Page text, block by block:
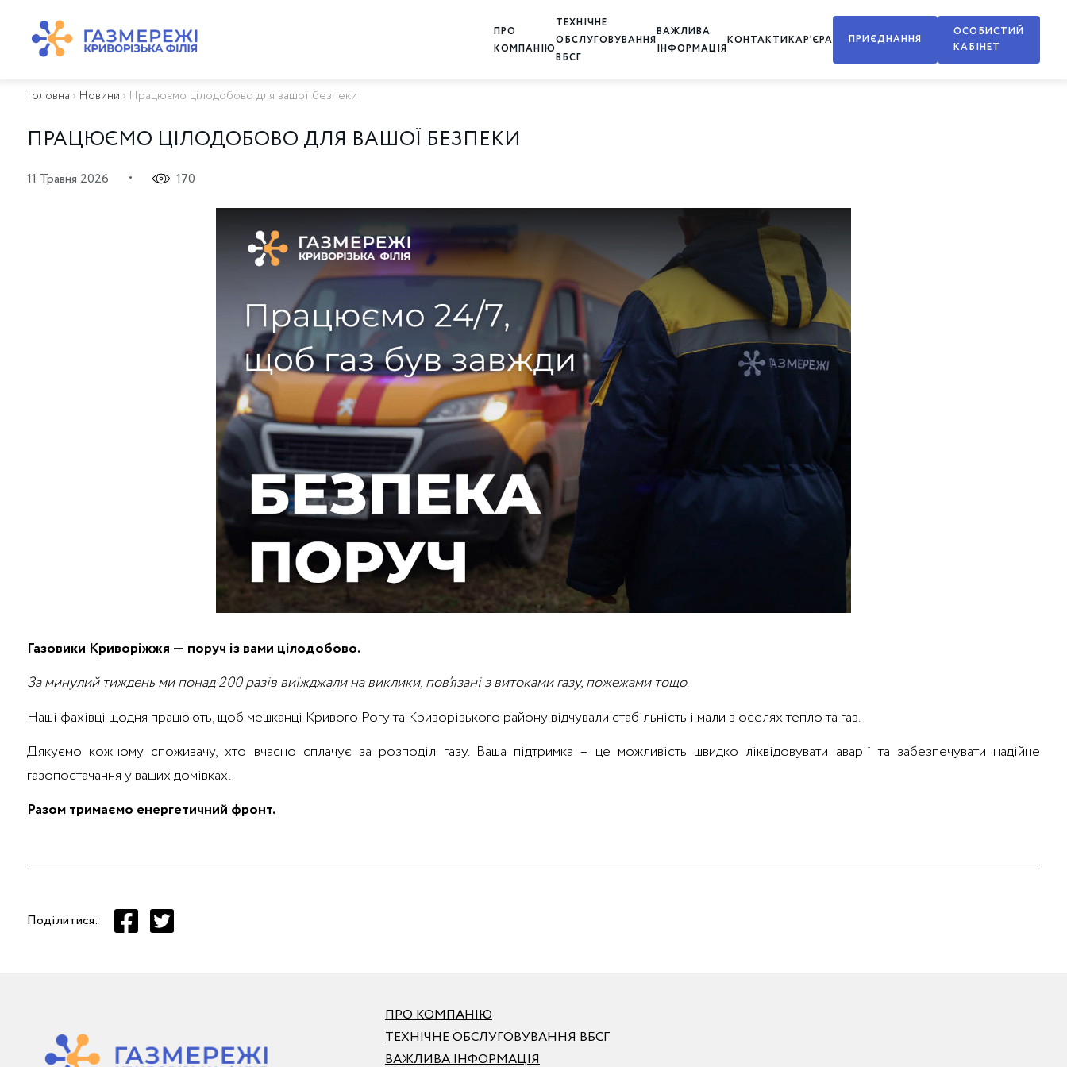
ПРО
КОМПАНІЮ
ТЕХНІЧНЕ
ОБСЛУГОВУВАННЯ
ВБСГ
ВАЖЛИВА
ІНФОРМАЦІЯ
КОНТАКТИКАР’ЄРА ПРИЄДНАННЯ
ОСОБИСТИЙ
КАБІНЕТ
ПРО КОМПАНІЮ
ВАЖЛИВА ІНФОРМАЦІЯ
КАР’ЄРА
ПРИЄДНАННЯ
Головна › Новини › Працюємо цілодобово для вашої безпеки
ПРАЦЮЄМО ЦІЛОДОБОВО ДЛЯ ВАШОЇ БЕЗПЕКИ
11 Травня 2026 • 170
Газовики Криворіжжя — поруч із вами цілодобово.
За минулий тиждень ми понад 200 разів виїжджали на виклики, пов’язані з витоками газу, пожежами тощо.
Наші фахівці щодня працюють, щоб мешканці Кривого Рогу та Криворізького району відчували стабільність і мали в оселях тепло та газ.
Дякуємо кожному споживачу, хто вчасно сплачує за розподіл газу. Ваша підтримка – це можливість швидко ліквідовувати аварії та забезпечувати надійне
газопостачання у ваших домівках.
Разом тримаємо енергетичний фронт.
Поділитися:
ПРО КОМПАНІЮ
ТЕХНІЧНЕ ОБСЛУГОВУВАННЯ ВБСГ
ВАЖЛИВА ІНФОРМАЦІЯ